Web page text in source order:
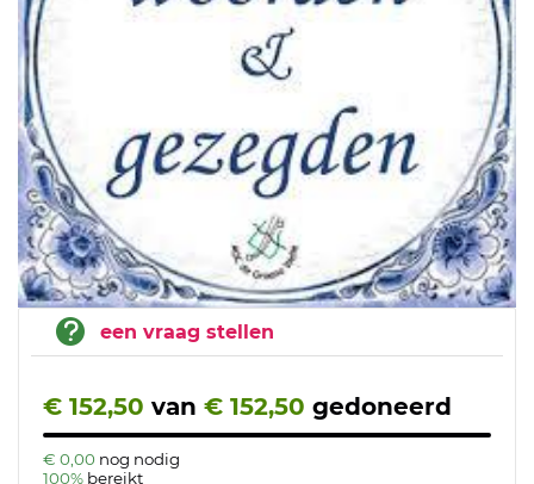
een vraag stellen
€ 152,50 van € 152,50 gedoneerd
€ 0,00 nog nodig
100% bereikt